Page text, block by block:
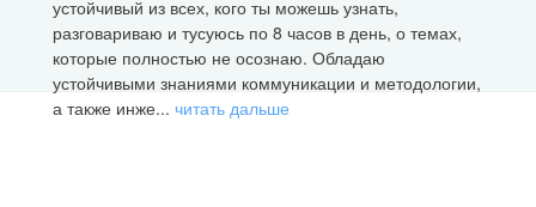
устойчивый из всех, кого ты можешь узнать,
разговариваю и тусуюсь по 8 часов в день, о темах,
которые полностью не осознаю. Обладаю
устойчивыми знаниями коммуникации и методологии,
а также инже... читать дальше